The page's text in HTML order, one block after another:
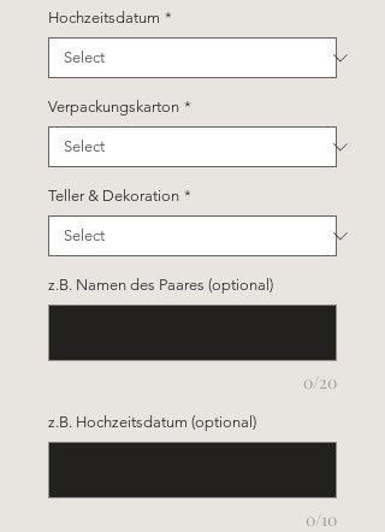
Hochzeitsdatum *
Verpackungskarton *
Teller & Dekoration *
z.B. Namen des Paares (optional)
0/20
z.B. Hochzeitsdatum (optional)
0/10